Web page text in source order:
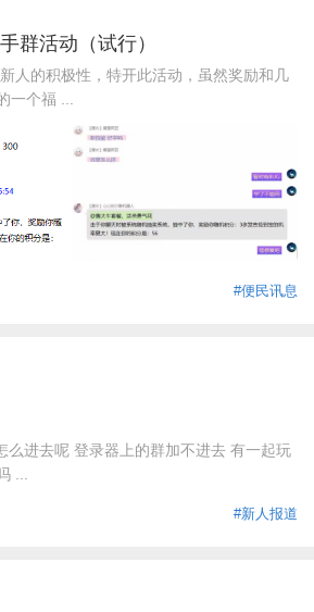
群活动（试行）
人的积极性，特开此活动，虽然奖励和几
一个福 ...
#便民讯息
么进去呢 登录器上的群加不进去 有一起玩
...
#新人报道